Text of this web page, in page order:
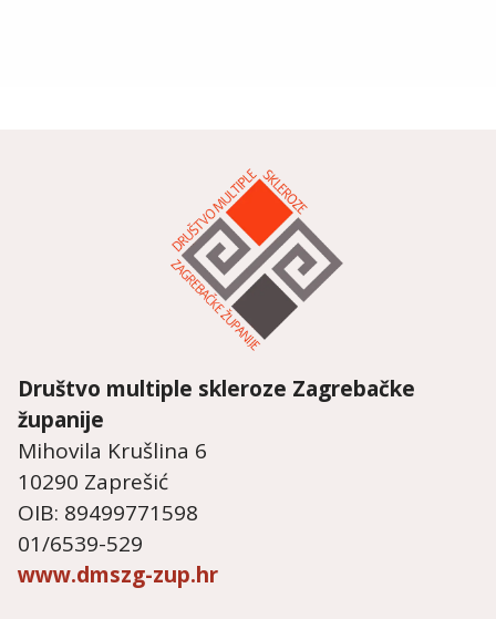
Društvo multiple skleroze Zagrebačke
županije
Mihovila Krušlina 6
10290 Zaprešić
OIB: 89499771598
01/6539-529
www.dmszg-zup.hr